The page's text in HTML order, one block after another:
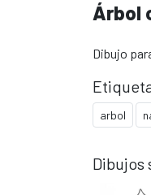
Árbol
Dibujo
arbol
Dibujos